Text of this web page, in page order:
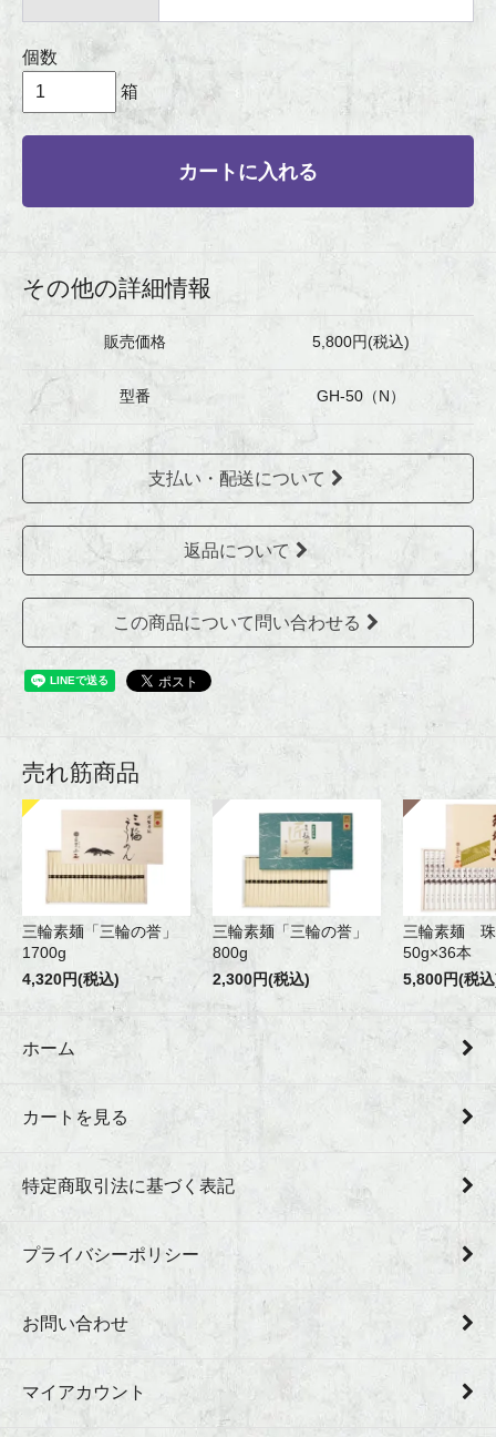
個数
箱
カートに入れる
その他の詳細情報
販売価格 5,800円(税込)
型番 GH-50（N）
支払い・配送について
返品について
この商品について問い合わせる
売れ筋商品
三輪素麺「三輪の誉」
1700g
4,320円(税込)
三輪素麺「三輪の誉」
800g
2,300円(税込)
三輪素麺 珠
50g×36本
5,800円(税
ホーム
カートを見る
特定商取引法に基づく表記
プライバシーポリシー
お問い合わせ
マイアカウント